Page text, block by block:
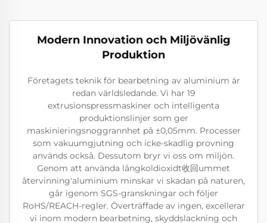
Modern Innovation och Miljövänlig
Produktion
Företagets teknik för bearbetning av aluminium är
redan världsledande. Vi har 19
extrusionspressmaskiner och intelligenta
produktionslinjer som ger
maskinieringsnoggrannhet på ±0,05mm. Processer
som vakuumgjutning och icke-skadlig provning
används också. Dessutom bryr vi oss om miljön.
Genom att använda långkoldioxidt收回ummet
återvinning'aluminium minskar vi skadan på naturen,
går igenom SGS-granskningar och följer
RoHS/REACH-regler. Överträffade av ingen, excellerar
vi inom modern bearbetning, skyddslackning och